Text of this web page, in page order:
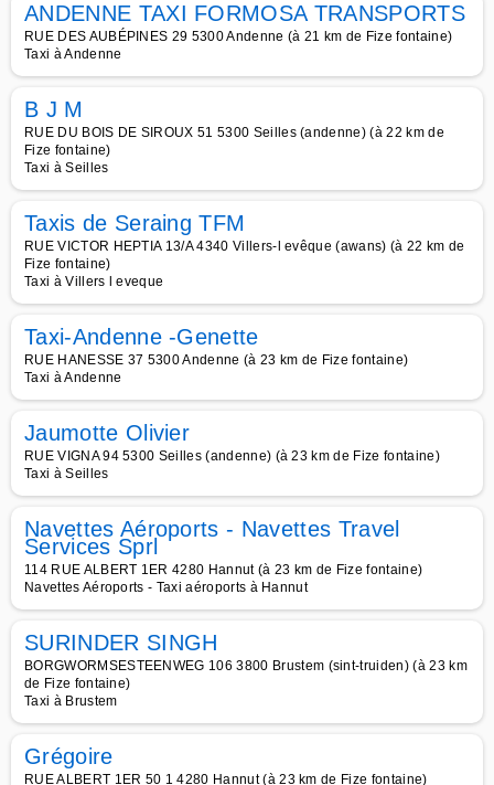
ANDENNE TAXI FORMOSA TRANSPORTS
RUE DES AUBÉPINES 29 5300 Andenne (à 21 km de Fize fontaine)
Taxi à Andenne
B J M
RUE DU BOIS DE SIROUX 51 5300 Seilles (andenne) (à 22 km de
Fize fontaine)
Taxi à Seilles
Taxis de Seraing TFM
RUE VICTOR HEPTIA 13/A 4340 Villers-l evêque (awans) (à 22 km de
Fize fontaine)
Taxi à Villers l eveque
Taxi-Andenne -Genette
RUE HANESSE 37 5300 Andenne (à 23 km de Fize fontaine)
Taxi à Andenne
Jaumotte Olivier
RUE VIGNA 94 5300 Seilles (andenne) (à 23 km de Fize fontaine)
Taxi à Seilles
Navettes Aéroports - Navettes Travel
Services Sprl
114 RUE ALBERT 1ER 4280 Hannut (à 23 km de Fize fontaine)
Navettes Aéroports - Taxi aéroports à Hannut
SURINDER SINGH
BORGWORMSESTEENWEG 106 3800 Brustem (sint-truiden) (à 23 km
de Fize fontaine)
Taxi à Brustem
Grégoire
RUE ALBERT 1ER 50 1 4280 Hannut (à 23 km de Fize fontaine)